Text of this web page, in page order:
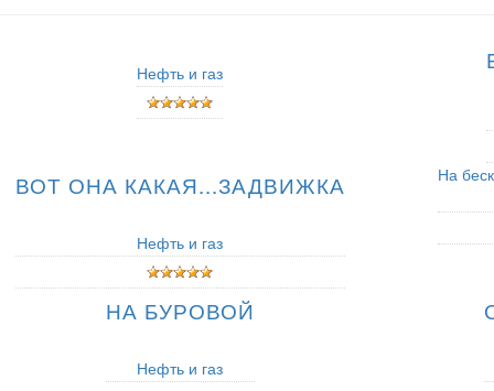
Нефть и газ
ВОТ ОНА КАКАЯ...ЗАДВИЖКА
Нефть и газ
На
НА БУРОВОЙ
Нефть и газ